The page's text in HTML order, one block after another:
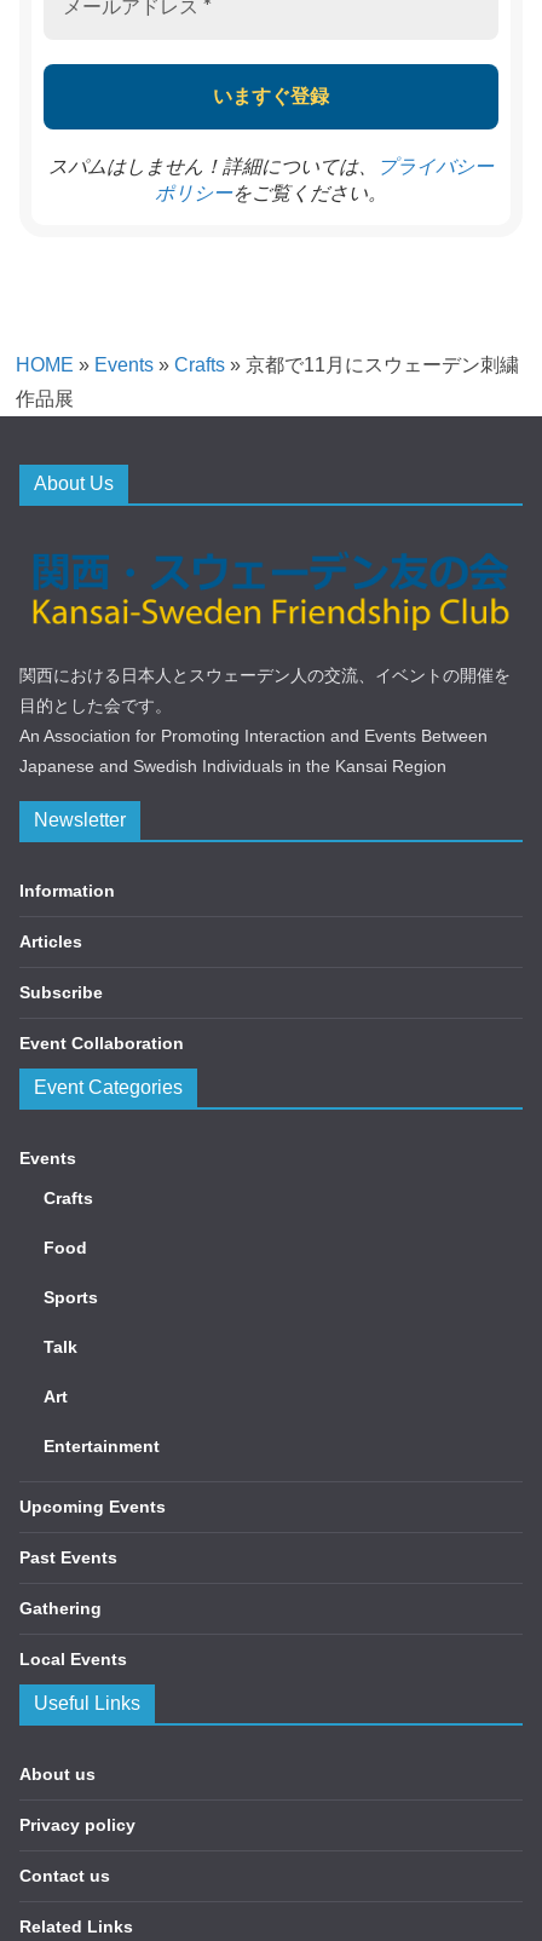
スパムはしません！詳細については、
プライバシー
ポリシーをご覧ください。
HOME » Events » Crafts » 京都で11月にスウェーデン刺繍
作品展
About Us
関西における日本人とスウェーデン人の交流、イベントの開催を
目的とした会です。
An Association for Promoting Interaction and Events Between
Japanese and Swedish Individuals in the Kansai Region
Newsletter
Information
Articles
Subscribe
Event Collaboration
Event Categories
Events
Crafts
Food
Sports
Talk
Art
Entertainment
Upcoming Events
Past Events
Gathering
Local Events
Useful Links
About us
Privacy policy
Contact us
Related Links